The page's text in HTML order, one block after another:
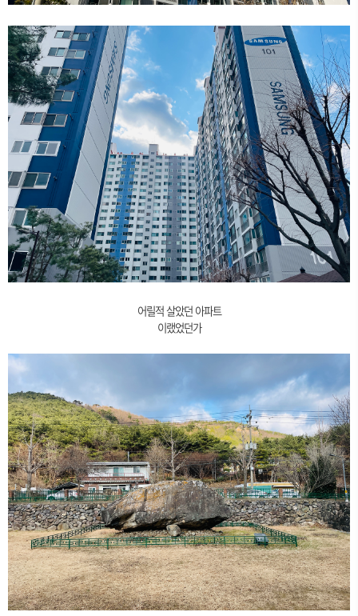
어릴적 살았던 아파트
이랬었던가